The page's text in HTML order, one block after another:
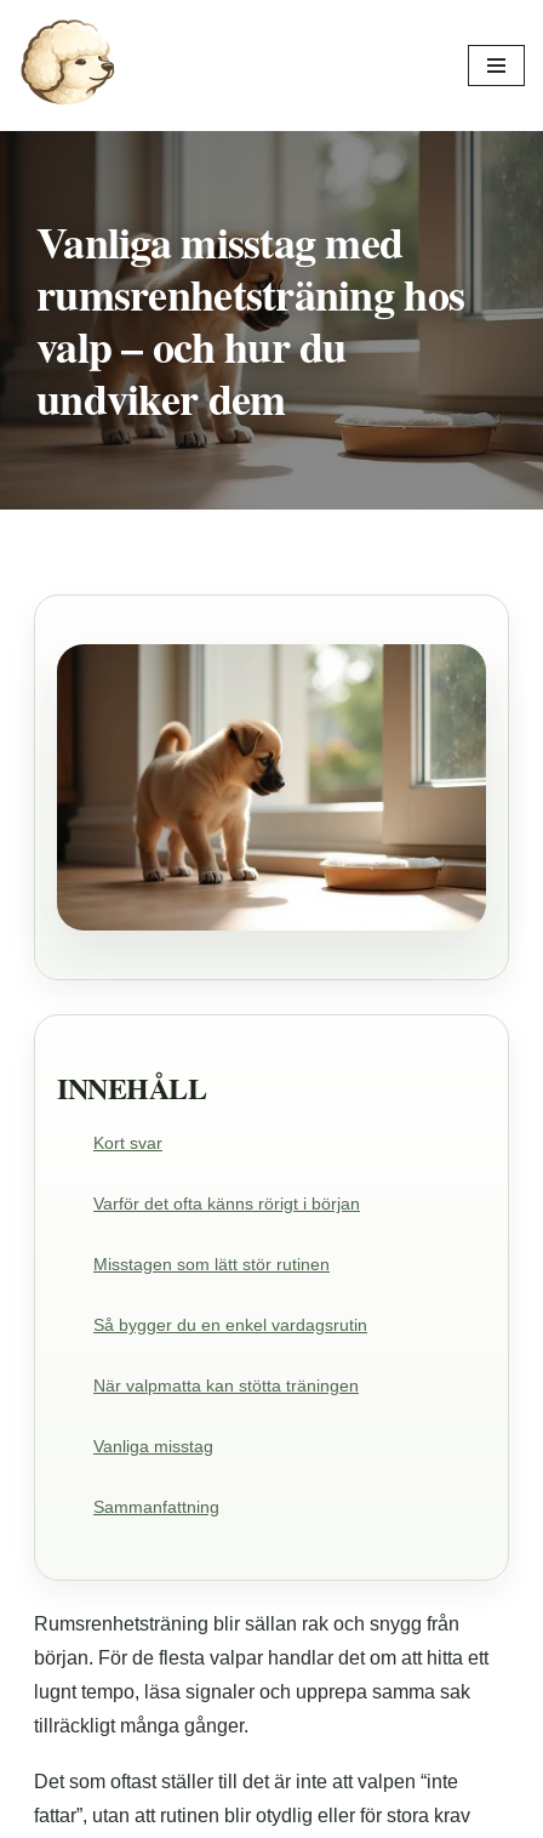
Hoppa
till
Vanliga misstag med
rumsrenhetsträning hos
valp – och hur du
undviker dem
INNEHÅLL
Kort svar
Varför det ofta känns rörigt i början
Misstagen som lätt stör rutinen
Så bygger du en enkel vardagsrutin
När valpmatta kan stötta träningen
Vanliga misstag
Sammanfattning
Rumsrenhetsträning blir sällan rak och snygg från
början. För de flesta valpar handlar det om att hitta ett
lugnt tempo, läsa signaler och upprepa samma sak
tillräckligt många gånger.
Det som oftast ställer till det är inte att valpen “inte
fattar”, utan att rutinen blir otydlig eller för stora krav